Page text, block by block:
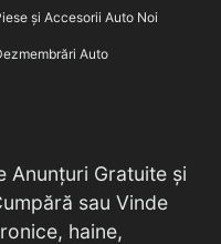
și Accesorii Auto Noi
Auto
Anunțuri Gratuite și
sau Vinde
haine,